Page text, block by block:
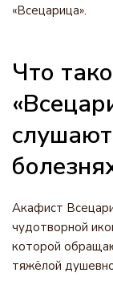
«Всецарица».
Что
Акафист
чудотворной
которой
тяжёлой